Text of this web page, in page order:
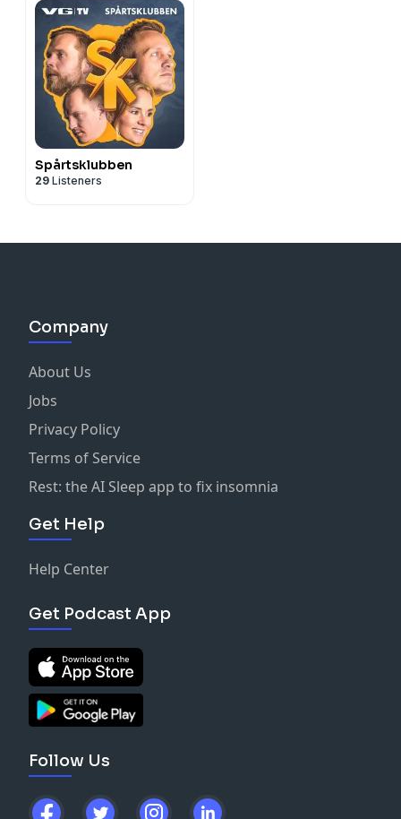
Spårtsklubben
29 Listeners
Company
About Us
Jobs
Privacy Policy
Terms of Service
Rest: the AI Sleep app to fix insomnia
Get Help
Help Center
Get Podcast App
Follow Us